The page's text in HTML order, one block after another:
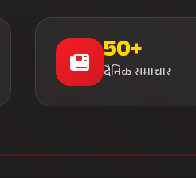
50+
दैनिक समाचार